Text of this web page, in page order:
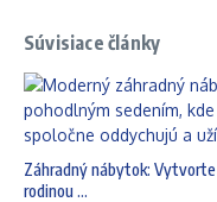
Súvisiace články
Záhradný nábytok:
rodinou ...